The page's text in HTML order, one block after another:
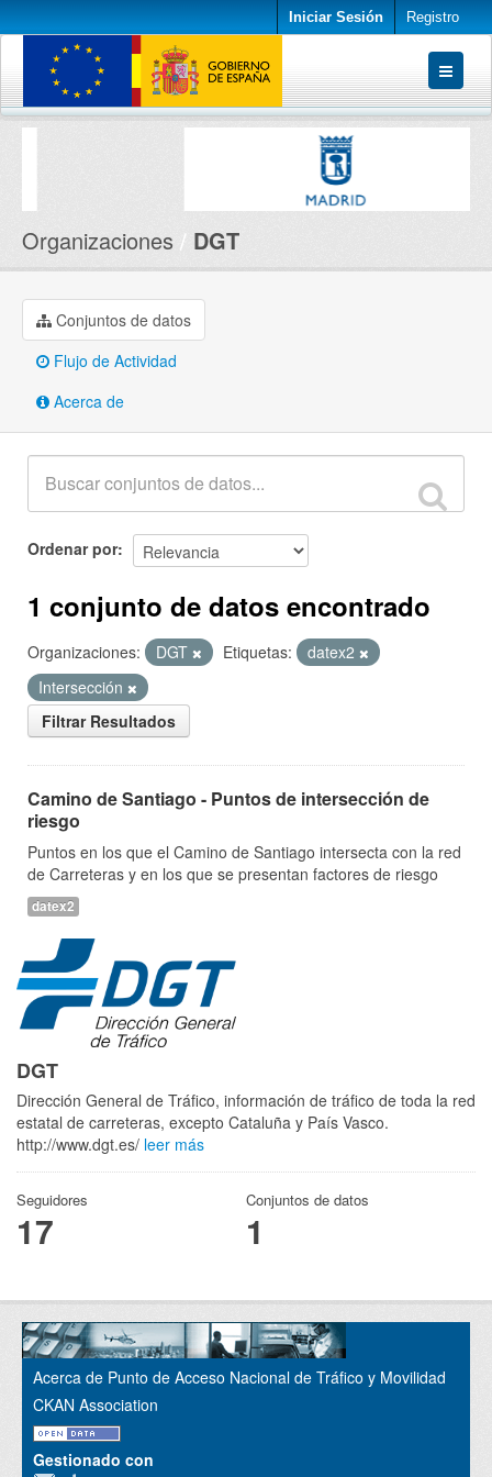
Iniciar Sesión Registro
Conjuntos de datos
Organizaciones DGT
Conjuntos de datos
Flujo de Actividad
Acerca de
Ordenar por
1 conjunto de datos encontrado
Organizaciones: DGT Etiquetas:
datex2
Intersección
Filtrar Resultados
Camino de Santiago - Puntos de intersección de
riesgo
Puntos en los que el Camino de Santiago intersecta con la red
de Carreteras y en los que se presentan factores de riesgo
datex2
DGT
Dirección General de Tráfico, información de tráfico de toda la red
estatal de carreteras, excepto Cataluña y País Vasco.
http://www.dgt.es/ leer más
Seguidores
17
Conjuntos de datos
1
Acerca de Punto de Acceso Nacional de Tráfico y Movilidad
CKAN Association
Gestionado con